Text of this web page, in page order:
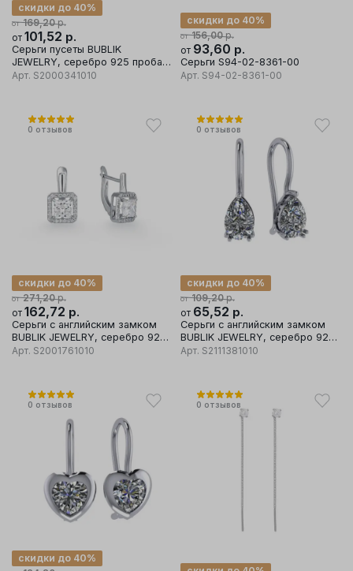
от 169,20р.
скидки до 40%
от 101,52 р.
Серьги пусеты BUBLIK
JEWELRY, серебро 925 проба,
вставка фианит
Арт. S2000341010
от 156,00р.
скидки до 40%
от 93,60 р.
Серьги S94-02-8361-00
Арт. S94-02-8361-00
0 отзывов
от 271,20р.
скидки до 40%
от 162,72 р.
Серьги с английским замком
BUBLIK JEWELRY, серебро 925
проба, вставка фианит
Арт. S2001761010
0 отзывов
от 109,20р.
скидки до 40%
от 65,52 р.
Серьги с английским замком
BUBLIK JEWELRY, серебро 925
проба, вставка фианит
Арт. S2111381010
0 отзывов
скидки до 40%
0 отзывов